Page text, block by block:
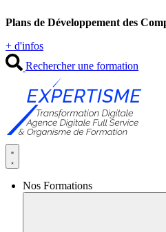
au
Plans de Développement des
+ d'infos
Rechercher une formation
Nos Formations